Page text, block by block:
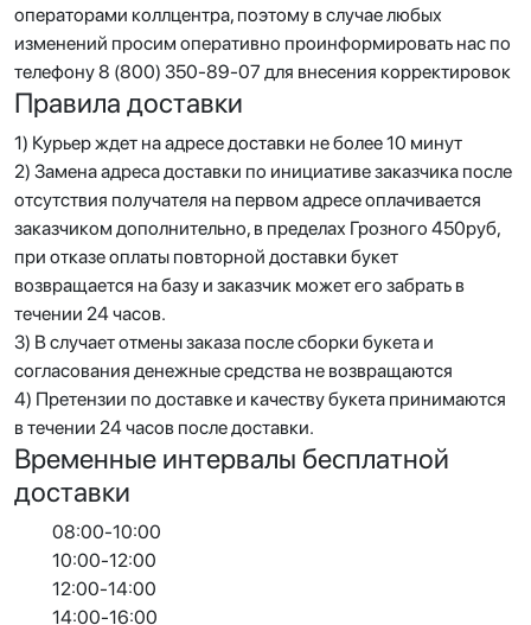
операторами коллцентра, поэтому в случае любых
изменений просим оперативно проинформировать нас по
телефону 8 (800) 350-89-07 для внесения корректировок
Правила доставки
1) Курьер ждет на адресе доставки не более 10 минут
2) Замена адреса доставки по инициативе заказчика после
отсутствия получателя на первом адресе оплачивается
заказчиком дополнительно, в пределах Грозного 450руб,
при отказе оплаты повторной доставки букет
возвращается на базу и заказчик может его забрать в
течении 24 часов.
3) В случает отмены заказа после сборки букета и
согласования денежные средства не возвращаются
4) Претензии по доставке и качеству букета принимаются
в течении 24 часов после доставки.
Временные интервалы бесплатной
доставки
08:00-10:00
10:00-12:00
12:00-14:00
14:00-16:00